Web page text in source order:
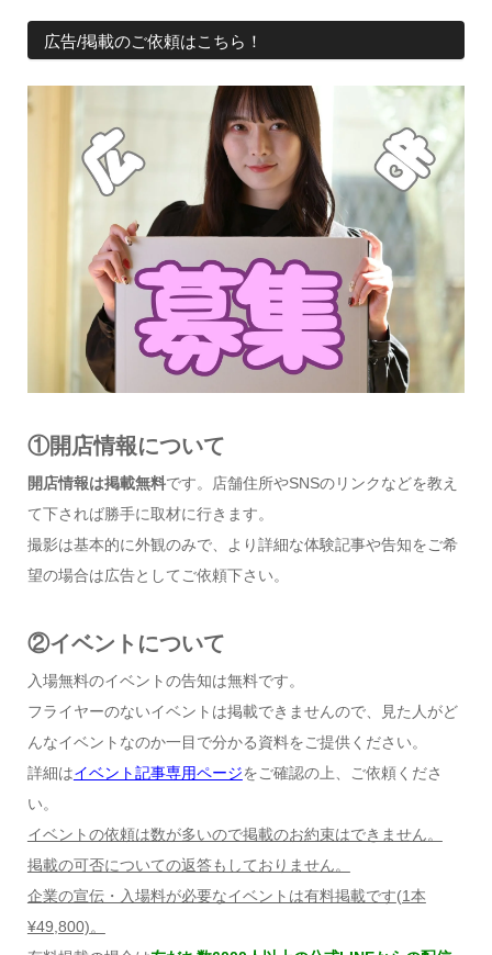
広告/掲載のご依頼はこちら！
①開店情報について
開店情報は掲載無料です。店舗住所やSNSのリンクなどを教え
て下されば勝手に取材に行きます。
撮影は基本的に外観のみで、より詳細な体験記事や告知をご希
望の場合は広告としてご依頼下さい。
②イベントについて
入場無料のイベントの告知は無料です。
フライヤーのないイベントは掲載できませんので、見た人がど
んなイベントなのか一目で分かる資料をご提供ください。
詳細はイベント記事専用ページをご確認の上、ご依頼くださ
い。
イベントの依頼は数が多いので掲載のお約束はできません。
掲載の可否についての返答もしておりません。
企業の宣伝・入場料が必要なイベントは有料掲載です(1本
¥49,800)。